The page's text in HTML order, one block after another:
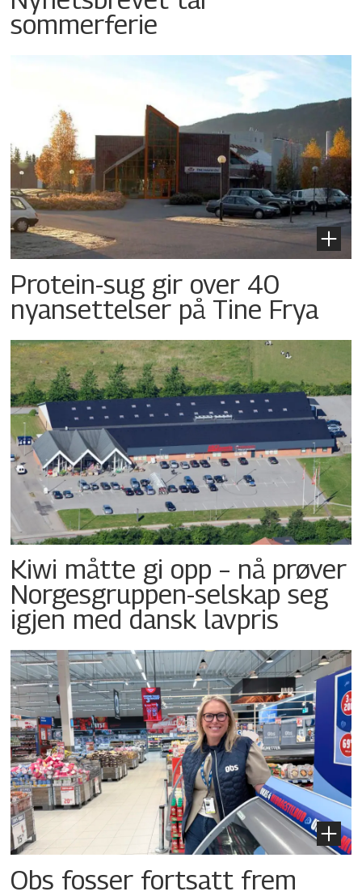
sommerferie
Protein-sug gir over 40
nyansettelser på Tine Frya
Kiwi måtte gi opp – nå prøver
Norgesgruppen-selskap seg
igjen med dansk lavpris
Obs fosser fortsatt frem